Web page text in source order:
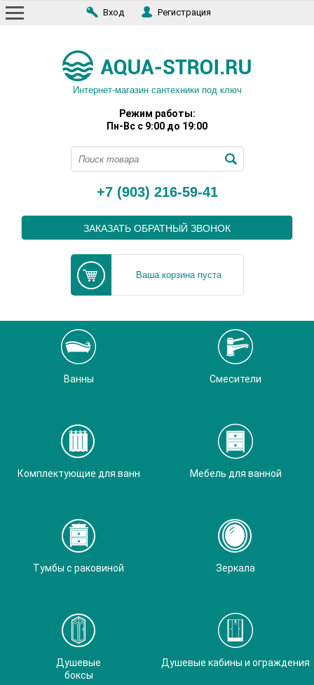
Вход Регистрация
Интернет-магазин сантехники под ключ
Режим работы:
Пн-Вс с 9:00 до 19:00
+7 (903) 216-59-41
ЗАКАЗАТЬ ОБРАТНЫЙ ЗВОНОК
Ваша корзина пуста
Ванны Смесители
Комплектующие для ванн Мебель для ванной
Тумбы с раковиной Зеркала
Душевые
боксы
Душевые кабины и ограждения